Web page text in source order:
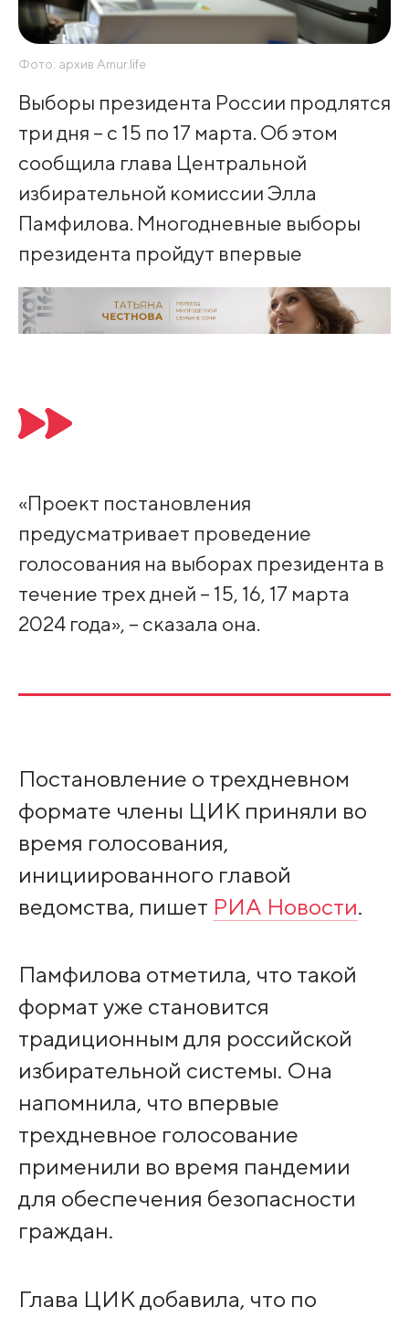
Фото: архив Amur.life
Выборы президента России продлятся
три дня – с 15 по 17 марта. Об этом
сообщила глава Центральной
избирательной комиссии Элла
Памфилова. Многодневные выборы
президента пройдут впервые
«Проект постановления
предусматривает проведение
голосования на выборах президента в
течение трех дней – 15, 16, 17 марта
2024 года», – сказала она.
Постановление о трехдневном
формате члены ЦИК приняли во
время голосования,
инициированного главой
ведомства, пишет РИА Новости.
Памфилова отметила, что такой
формат уже становится
традиционным для российской
избирательной системы. Она
напомнила, что впервые
трехдневное голосование
применили во время пандемии
для обеспечения безопасности
граждан.
Глава ЦИК добавила, что по